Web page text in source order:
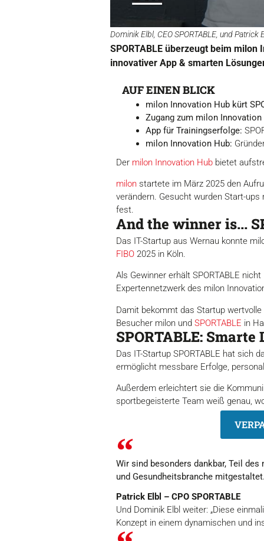
Dominik Elbl, CEO SPORTABLE, und
SPORTABLE überzeugt beim
innovativer App & smarten
AUF EINEN BLICK
milon Innovation Hub kürt
Zugang zum milon Innovation
App für Trainingserfolge:
milon Innovation Hub:
Der milon Innovation Hub bietet
milon startete im März 2025 den
verändern. Gesucht wurden Start-
fest.
And the winner is...
Das IT-Startup aus Wernau konnte
FIBO 2025 in Köln.
Als Gewinner erhält SPORTABLE
Expertennetzwerk des milon
Damit bekommt das Startup
Besucher milon und SPORTABLE in
SPORTABLE:
Das IT-Startup SPORTABLE hat sich
ermöglicht messbare Erfolge,
Außerdem erleichtert sie die
sportbegeisterte Team weiß genau,
Wir sind besonders dankbar, Teil
und Gesundheitsbranche
Patrick Elbl – CPO SPORTABLE
Und Dominik Elbl weiter: „Diese
Konzept in einem dynamischen und